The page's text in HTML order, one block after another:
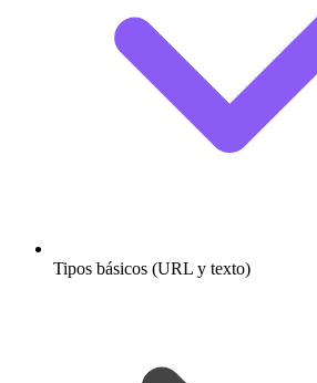
Tipos básicos (URL y texto)